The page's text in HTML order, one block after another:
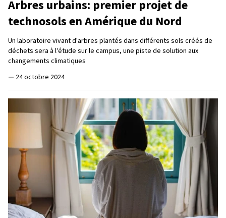
Arbres urbains: premier projet de
technosols en Amérique du Nord
Un laboratoire vivant d'arbres plantés dans différents sols créés de
déchets sera à l'étude sur le campus, une piste de solution aux
changements climatiques
— 24 octobre 2024